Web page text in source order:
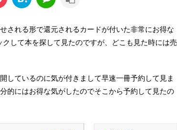
される形で還元されるカードが付いた非常にお得な
して本を探して見たのですが、どこも見た時には売
しているのに気が付きまして早速一冊予約して見ま
的にはお得な気がしたのでそこから予約して見たの